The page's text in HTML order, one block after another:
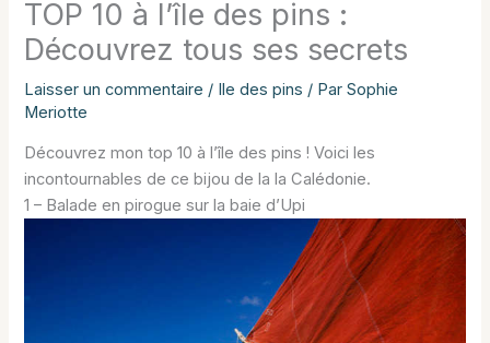
TOP 10 à l’île des pins :
Découvrez tous ses secrets
Laisser un commentaire / Ile des pins / ParSophie
Meriotte
Découvrez mon top 10 à l’île des pins ! Voici les
incontournables de ce bijou de la la Calédonie.
1 – Balade en pirogue sur la baie d’Upi